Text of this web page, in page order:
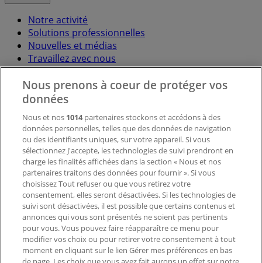
Notre activité
Solutions professionnelles
Nouvelles et médias
Travaillez avec nous
Contactez-nous
Demande marketing et professionnelle
Magasin mal situé sur la carte
Signaler un prospectus
Vous rencontrez un problème technique sur l’appli
ou le site?
Index
Marques
Nous prenons à coeur de protéger vos
données
Nous et nos 1014partenaires stockons et accédons à des
données personnelles, telles que des données de navigation
ou des identifiants uniques, sur votre appareil. Si vous
sélectionnez J'accepte, les technologies de suivi prendront en
charge les finalités affichées dans la section « Nous et nos
partenaires traitons des données pour fournir ». Si vous
choisissez Tout refuser ou que vous retirez votre
consentement, elles seront désactivées. Si les technologies de
suivi sont désactivées, il est possible que certains contenus et
annonces qui vous sont présentés ne soient pas pertinents
pour vous. Vous pouvez faire réapparaître ce menu pour
modifier vos choix ou pour retirer votre consentement à tout
moment en cliquant sur le lien Gérer mes préférences en bas